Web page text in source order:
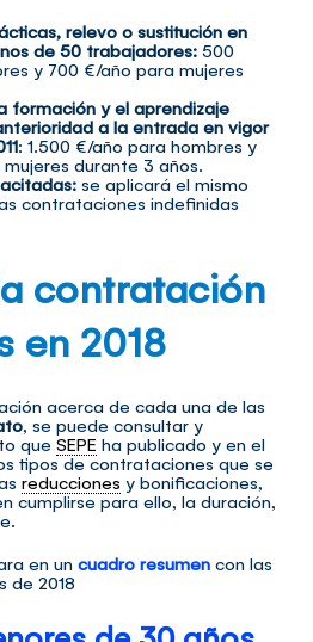
relevo o sustitución en
de 50 trabajadores: 500
y 700 €/año para mujeres
formación y el aprendizaje
a la entrada en vigor
: 1.500 €/año para hombres y
durante 3 años.
se aplicará el mismo
contrataciones indefinidas
contratación
en 2018
acerca de cada una de las
, se puede consultar y
que SEPE ha publicado y en el
tipos de contrataciones que se
reducciones y bonificaciones,
cumplirse para ello, la duración,
en un cuadro resumen con las
de 2018